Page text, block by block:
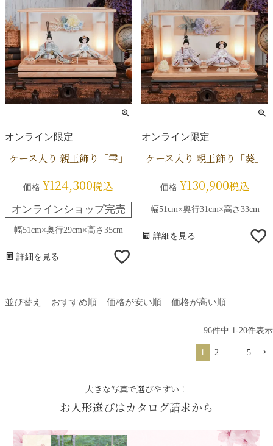
オンライン限定
ケース入り 親王飾り「雫」
価格 ¥124,300税込
オンラインショップ完売
幅51cm×奥行29cm×高さ35cm
詳細を見る
オンライン限定
ケース入り 親王飾り「葵」
価格 ¥130,900税込
幅51cm×奥行31cm×高さ33cm
詳細を見る
並び替え おすすめ順 価格が安い順 価格が高い順
96件中 1-20件表示
1 2 … 5
大きな写真で選びやすい！
お人形選びはカタログ請求から